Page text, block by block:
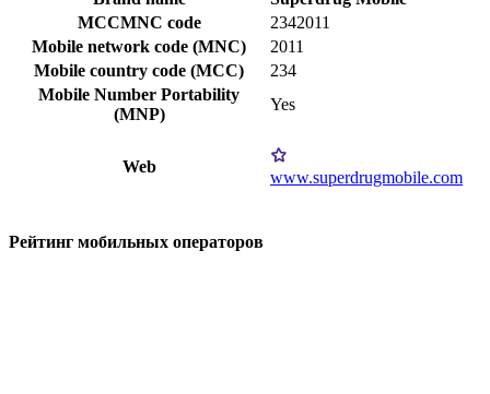
MCCMNC code
2342011
Mobile network code (MNC)
2011
Mobile country code (MCC)
234
Mobile Number Portability
(MNP)
Yes
Web
www.superdrugmobile.com
Рейтинг мобильных операторов